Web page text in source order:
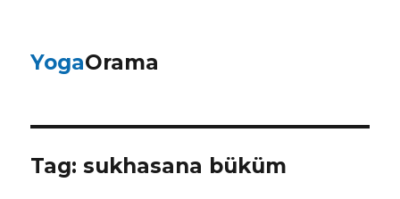
YogaOrama
Tag:sukhasana büküm